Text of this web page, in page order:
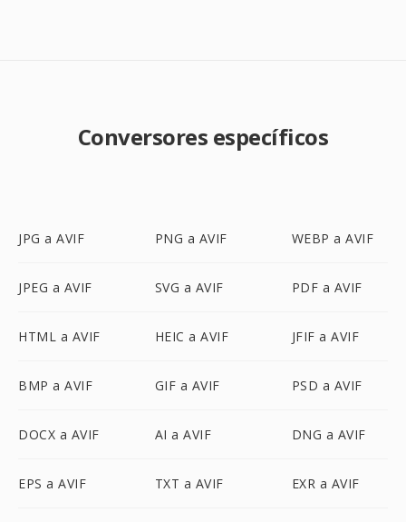
Conversores específicos
JPG a AVIF PNG a AVIF WEBP a AVIF
JPEG a AVIF SVG a AVIF PDF a AVIF
HTML a AVIF HEIC a AVIF JFIF a AVIF
BMP a AVIF GIF a AVIF PSD a AVIF
DOCX a AVIF AI a AVIF DNG a AVIF
EPS a AVIF TXT a AVIF EXR a AVIF